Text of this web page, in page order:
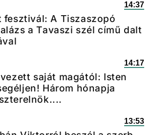
14:37
fesztivál: A Tiszaszopó
a Tavaszi szél című dalt
14:17
saját magától: Isten
Három hónapja
13:53